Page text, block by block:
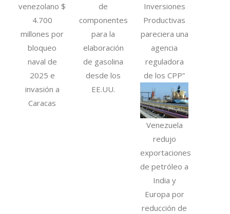
venezolano $
4.700
millones por
bloqueo
naval de
2025 e
invasión a
Caracas
de
componentes
para la
elaboración
de gasolina
desde los
EE.UU.
Inversiones
Productivas
pareciera una
agencia
reguladora
de los CPP”
Venezuela
redujo
exportaciones
de petróleo a
India y
Europa por
reducción de